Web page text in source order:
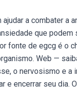
a combater a
que podem
fonte de egcg é o
Web —
o nervosismo e a
encerrar seu dia.